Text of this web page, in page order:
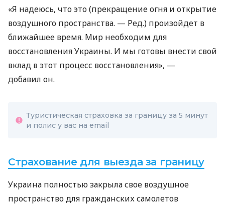
«Я надеюсь, что это (прекращение огня и открытие
воздушного пространства. — Ред.) произойдет в
ближайшее время. Мир необходим для
восстановления Украины. И мы готовы внести свой
вклад в этот процесс восстановления», —
добавил он.
Туристическая страховка за границу за 5 минут
и полис у вас на email
Страхование для выезда за границу
Украина полностью закрыла свое воздушное
пространство для гражданских самолетов